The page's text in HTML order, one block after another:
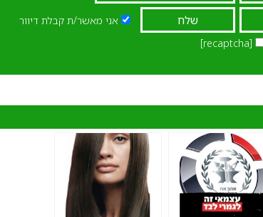
אני מאשר/ת קבלת דיוור
[recaptcha]